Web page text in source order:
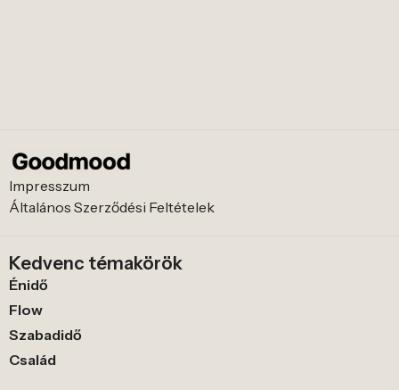
Impresszum
Általános Szerződési Feltételek
Kedvenc témakörök
Énidő
Flow
Szabadidő
Család